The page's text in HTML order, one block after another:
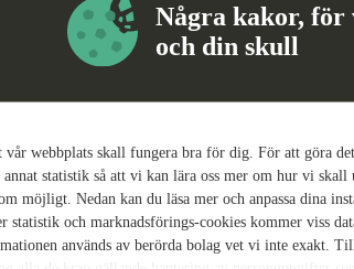
Några kakor, för
och din skull
webbplats skall fungera bra för dig. För att göra
statistik så att vi kan lära oss mer om hur vi skall
möjligt. Nedan kan du läsa mer och anpassa dina
statistik och marknadsförings-cookies kommer viss
används av berörda bolag vet vi inte exakt.